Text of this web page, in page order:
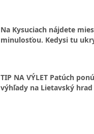
Na Kysuciach nájdete
minulosťou. Kedysi tu
TIP NA VÝLET Patúch
výhľady na Lietavský hrad